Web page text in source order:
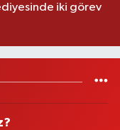
iki görev